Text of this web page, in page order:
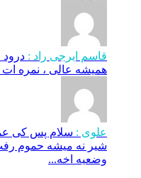
قاسم ایرجی راد :
همیشه عالی ، نمره
علوی : سلام پس کی
شیر نه میشه حموم
وضعیه اخه...